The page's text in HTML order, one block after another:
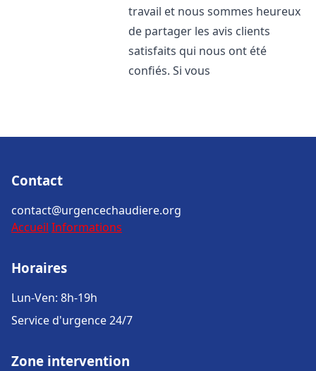
travail et nous sommes heureux
de partager les avis clients
satisfaits qui nous ont été
confiés. Si vous
Contact
contact@urgencechaudiere.org
Accueil Informations
Horaires
Lun-Ven: 8h-19h
Service d'urgence 24/7
Zone intervention